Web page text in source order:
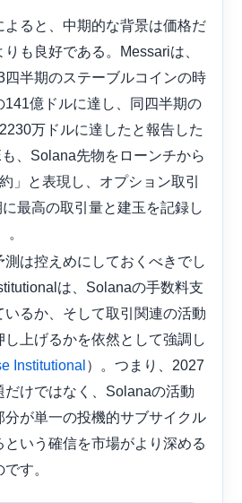
よると、中期的な背景は価格だ
も良好である。Messariは、
半期のステーブルコインの時
億ドルに達し、同四半期の
万ドルに達したと報告した
、Solana先物をローンチから
」と表現し、オプション取引
最高の取引量と建玉を記録し
。
測は控えめにしておくべきでし
は、Solanaの手数料支
いるか、そして取引関連の活動
上げるかを依然として強調し
Institutional ）。つまり、2027
けではなく、Solanaの活動
分が単一の投機的サブサイクル
という確信を市場がより深める
す。